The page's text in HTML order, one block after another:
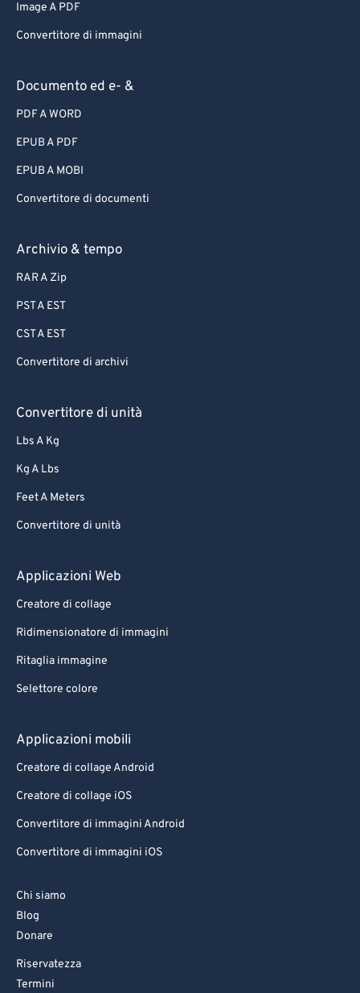
Image A PDF
Convertitore di immagini
Documento ed e- &
PDF A WORD
EPUB A PDF
EPUB A MOBI
Convertitore di documenti
Archivio & tempo
RAR A Zip
PST A EST
CST A EST
Convertitore di archivi
Convertitore di unità
Lbs A Kg
Kg A Lbs
Feet A Meters
Convertitore di unità
Applicazioni Web
Creatore di collage
Ridimensionatore di immagini
Ritaglia immagine
Selettore colore
Applicazioni mobili
Creatore di collage Android
Creatore di collage iOS
Convertitore di immagini Android
Convertitore di immagini iOS
Chi siamo
Blog
Donare
Riservatezza
Termini